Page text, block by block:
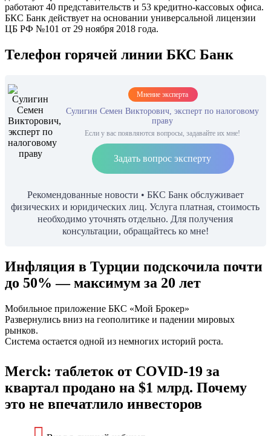
работают 40 представительств и 53 кредитно-кассовых офиса.
БКС Банк действует на основании универсальной лицензии
ЦБ РФ №101 от 29 ноября 2018 года.
Телефон горячей линии БКС Банк
Мнение эксперта
Сулигин Семен Викторович, эксперт по налоговому
праву
Если у вас появляются вопросы, задавайте их мне!
Задать вопрос эксперту
Рекомендованные новости • БКС Банк обслуживает
физических и юридических лиц. Услуга платная, стоимость
необходимо уточнять отдельно. Для получения
консультации, обращайтесь ко мне!
Инфляция в Турции подскочила почти
до 50% — максимум за 20 лет
Мобильное приложение БКС «Мой Брокер»
Развернулись вниз на геополитике и падении мировых
рынков.
Система остается одной из немногих историй роста.
Merck: таблеток от COVID-19 за
квартал продано на $1 млрд. Почему
это не впечатлило инвесторов